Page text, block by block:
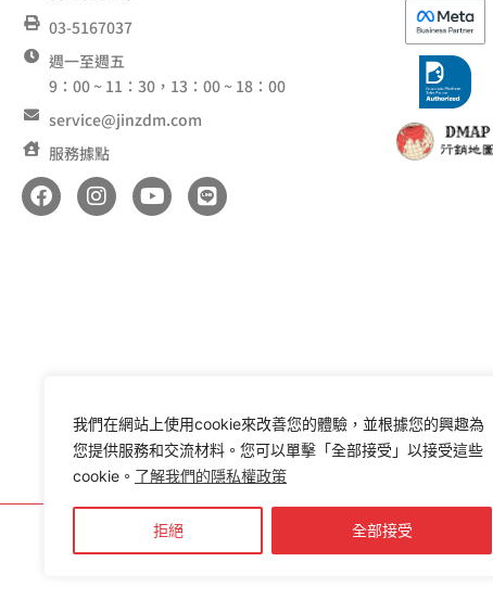
我們在網站上使用cookie來改善您的體驗，並根據您的興趣為
您提供服務和交流材料。您可以單擊「全部接受」以接受這些
cookie。 了解我們的隱私權政策
拒絕 全部接受
03-5167037
週一至週五
9：00 ~ 11：30，13：00 ~ 18：00
service@jinzdm.com
服務據點
F
a
c
I
n
s
Y
o
u
L
i
n
Copyright ©2014 -2026